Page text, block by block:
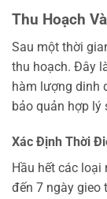
Thu Hoạch
Sau một thời
thu hoạch. Đây
hàm lượng dinh
bảo quản hợp lý
Xác Định Thời
Hầu hết các
đến 7 ngày gieo